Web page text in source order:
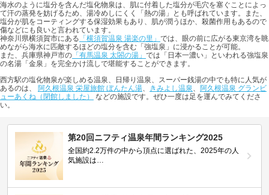
海水のように塩分を含んだ塩化物泉は、肌に付着した塩分が毛穴を塞ぐことによっ
て汗の蒸発を妨げるため、湯冷めしにくく「熱の湯」とも呼ばれています。また、
塩分が肌をコーティングする保湿効果もあり、肌が潤うほか、殺菌作用もあるので
傷などにも良いと言われています。
神奈川県横須賀市にある 「横須賀温泉 湯楽の里」 では、眼の前に広がる東京湾を眺
めながら海水に匹敵するほどの塩分を含む「強塩泉」に浸かることが可能。
また、兵庫県神戸市の 「有馬温泉 太閤の湯」 では「日本一濃い」といわれる強塩泉
の名湯「金泉」を完全かけ流しで堪能することができます。
西方駅の塩化物泉が楽しめる温泉、日帰り温泉、スーパー銭湯の中でも特に人気が
あるのは、 阿久根温泉 栄屋旅館 ぼんたん湯、 きみよし温泉、 阿久根温泉 グランビ
ューあくね（閉館しました）
などの施設です。ぜひ一度は足を運んでみてくださ
い。
第20回ニフティ温泉年間ランキング2025
全国約2.2万件の中から頂点に選ばれた、2025年の人
気施設は…